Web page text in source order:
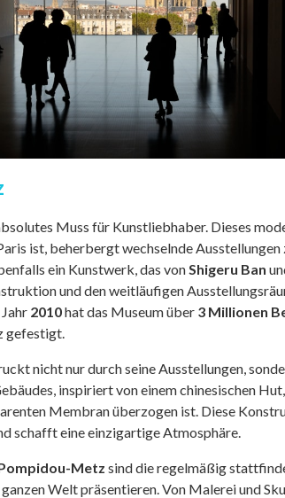
Muss für Kunstliebhaber. Dieses
ist, beherbergt wechselnde
ein Kunstwerk, das von Shigeru Ban
und den weitläufigen
2010hat das Museum über 3 Millionen
gefestigt.
nicht nur durch seine Ausstellungen,
inspiriert von einem chinesischen
Membran überzogen ist. Diese
schafft eine einzigartige Atmosphäre.
Metz sind die regelmäßig
Welt präsentieren. Von Malerei und